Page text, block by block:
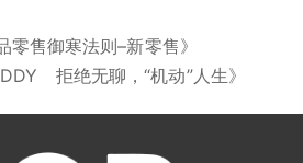
零售御寒法则–新零售》
拒绝无聊，“机动”人生》